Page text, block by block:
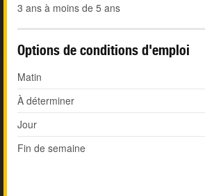
3 ans à moins de 5 ans
Options de conditions d'emploi
Matin
À déterminer
Jour
Fin de semaine